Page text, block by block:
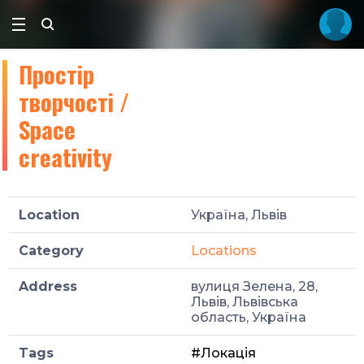
Простір
творчості /
Space
creativity
Location Україна, Львів
Category Locations
Address
вулиця Зелена, 28,
Львів, Львівська
область, Україна
Tags #Локація